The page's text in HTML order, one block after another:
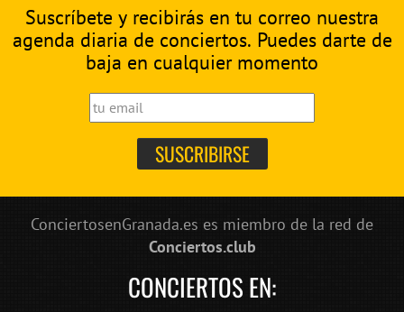
Suscríbete y recibirás en tu correo nuestra
agenda diaria de conciertos. Puedes darte de
baja en cualquier momento
ConciertosenGranada.es es miembro de la red de
Conciertos.club
CONCIERTOS EN: